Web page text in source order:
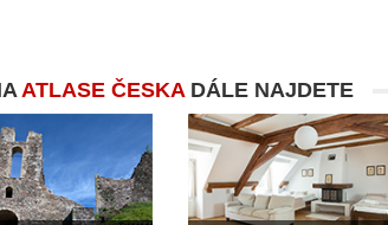
ATLASE ČESKADÁLE NAJDETE